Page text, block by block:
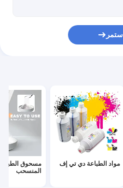
استمر
مواد الطباعة دي تي إف
مسحوق
المنسحب